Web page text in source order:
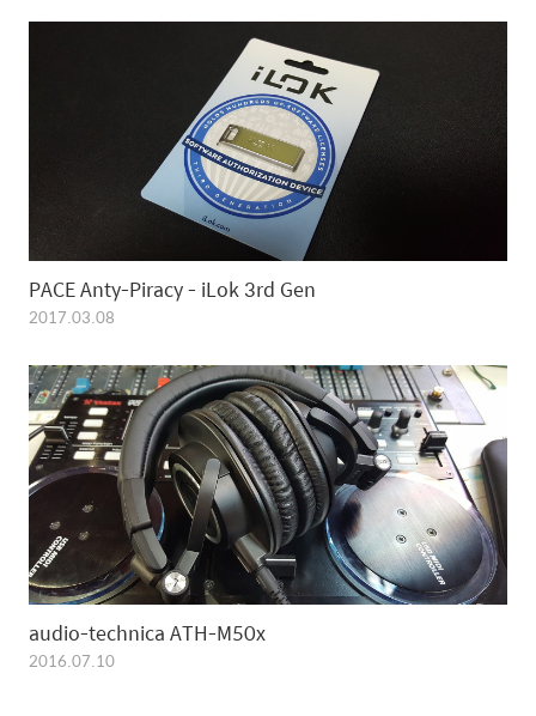
PACE Anty-Piracy - iLok 3rd Gen
2017.03.08
audio-technica ATH-M50x
2016.07.10